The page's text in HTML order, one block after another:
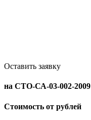
Оставить заявку
на СТО-СА-03-002-2009
Стоимость от рублей